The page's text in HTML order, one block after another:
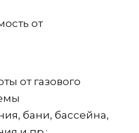
от
от газового
бани, бассейна,